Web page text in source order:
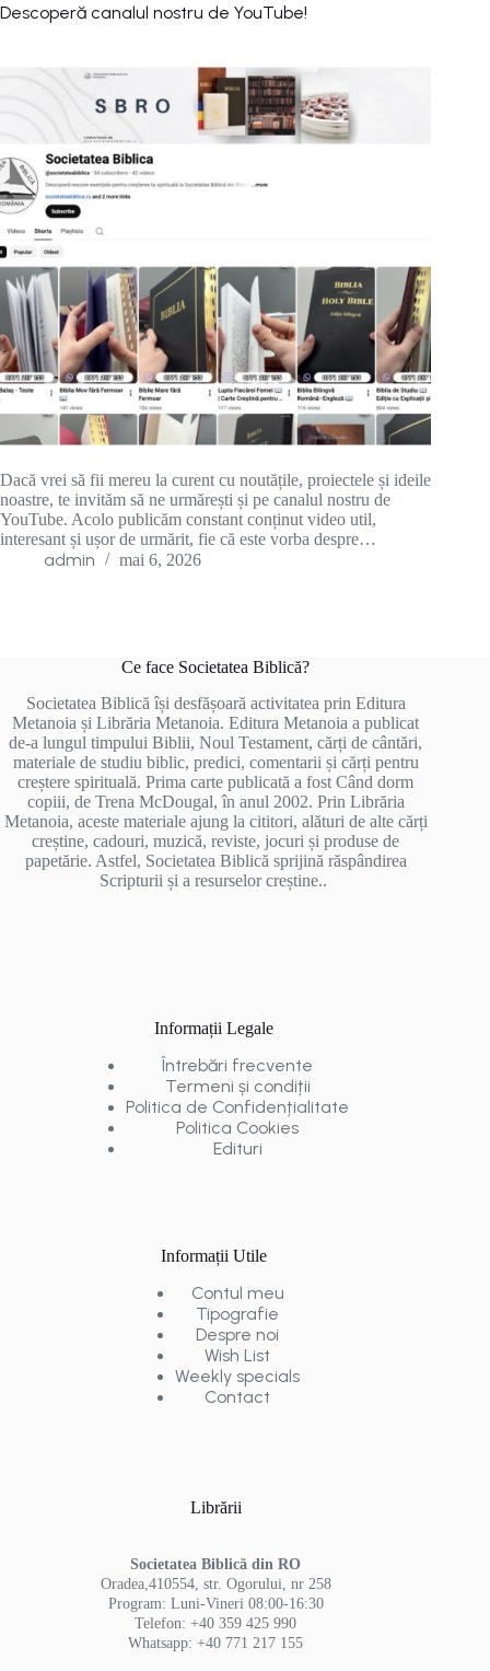
Descoperă canalul nostru de YouTube!
Dacă vrei să fii mereu la curent cu noutățile, proiectele și ideile
noastre, te invităm să ne urmărești și pe canalul nostru de
YouTube. Acolo publicăm constant conținut video util,
interesant și ușor de urmărit, fie că este vorba despre…
admin mai 6, 2026
Ce face Societatea Biblică?
Societatea Biblică își desfășoară activitatea prin Editura
Metanoia și Librăria Metanoia. Editura Metanoia a publicat
de-a lungul timpului Biblii, Noul Testament, cărți de cântări,
materiale de studiu biblic, predici, comentarii și cărți pentru
creștere spirituală. Prima carte publicată a fost Când dorm
copiii, de Trena McDougal, în anul 2002. Prin Librăria
Metanoia, aceste materiale ajung la cititori, alături de alte cărți
creștine, cadouri, muzică, reviste, jocuri și produse de
papetărie. Astfel, Societatea Biblică sprijină răspândirea
Scripturii și a resurselor creștine..
Informații Legale
Întrebări frecvente
Termeni și condiții
Politica de Confidențialitate
Politica Cookies
Edituri
Informații Utile
Contul meu
Tipografie
Despre noi
Wish List
Weekly specials
Contact
Librării
Societatea Biblică din RO
Oradea,410554, str. Ogorului, nr 258
Program: Luni-Vineri 08:00-16:30
Telefon: +40 359 425 990
Whatsapp: +40 771 217 155